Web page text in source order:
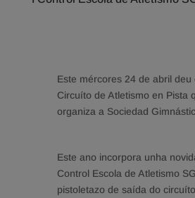
Este mércores 24 de abril deu
Circuíto de Atletismo en Pista
organiza a Sociedad
Este ano incorpora unha
Control Escola de Atletismo
pistoletazo de saída do